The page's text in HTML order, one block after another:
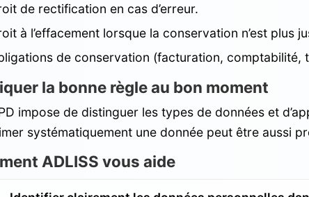
de rectification en cas d’erreur.
à l’effacement lorsque la conservation n’est plus
de conservation (facturation, comptabilité,
la bonne règle au bon moment
impose de distinguer les types de données et
systématiquement une donnée peut être aussi
ADLISS vous aide